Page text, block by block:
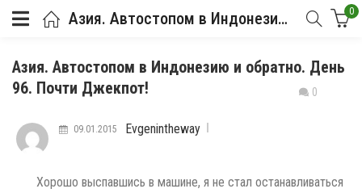
Азия. Автостопом в Индонезию и обратно. День 96. Почти Джекпот! 0
0
Азия. Автостопом в Индонезию и обратно. День
96. Почти Джекпот!
Evgenintheway
09.01.2015
Хорошо выспавшись в машине, я не стал останавливаться